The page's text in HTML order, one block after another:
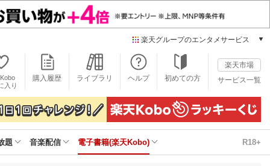
楽天グループのエンタメサービス
本/ゲーム/CD/DVD
楽天ブックス
電子書籍
楽天Kobo
雑誌読み放題
楽天ミュージック
入り
購入履歴 ライブラリ ヘルプ 初めての方
楽天市場
サービス一覧
題 音楽配信 電子書籍(楽天Kobo) R18+